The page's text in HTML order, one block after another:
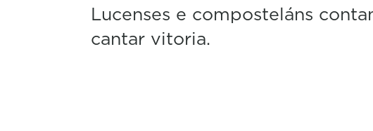
Lucenses e composteláns
cantar vitoria.